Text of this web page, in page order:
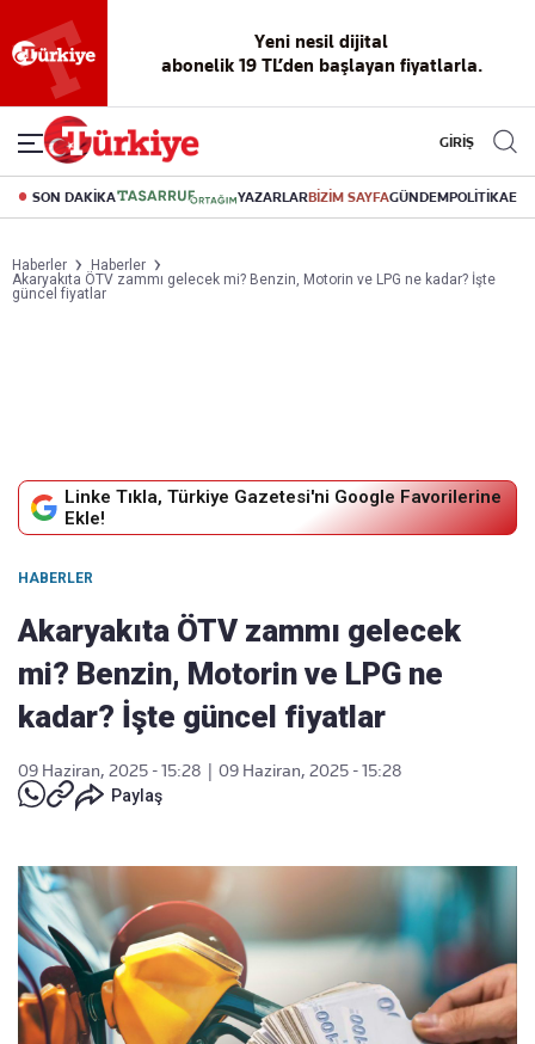
Yeni nesil dijital
abonelik 19 TL’den başlayan fiyatlarla.
GİRİŞ
SON DAKİKA YAZARLARBİZİM SAYFAGÜNDEMPOLİTİKA
Haberler
Haberler
Akaryakıta ÖTV zammı gelecek mi? Benzin, Motorin ve LPG ne kadar? İşte
güncel fiyatlar
Linke Tıkla, Türkiye Gazetesi'ni Google Favorilerine
Ekle!
HABERLER
Akaryakıta ÖTV zammı gelecek
mi? Benzin, Motorin ve LPG ne
kadar? İşte güncel fiyatlar
09 Haziran, 2025 - 15:28
09 Haziran, 2025 - 15:28
Paylaş